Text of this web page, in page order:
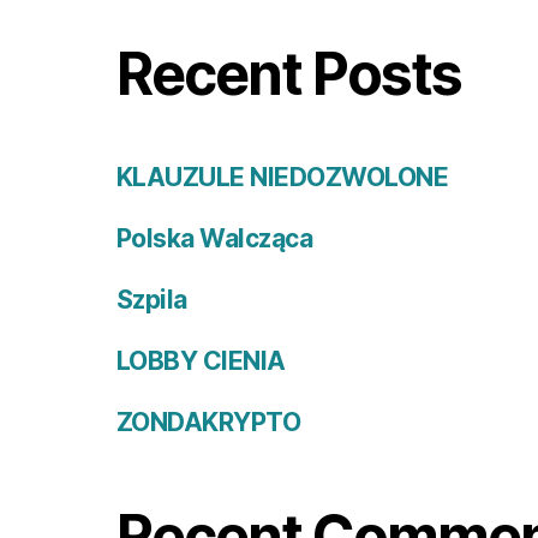
Recent Posts
KLAUZULE NIEDOZWOLONE
Polska Walcząca
Szpila
LOBBY CIENIA
ZONDAKRYPTO